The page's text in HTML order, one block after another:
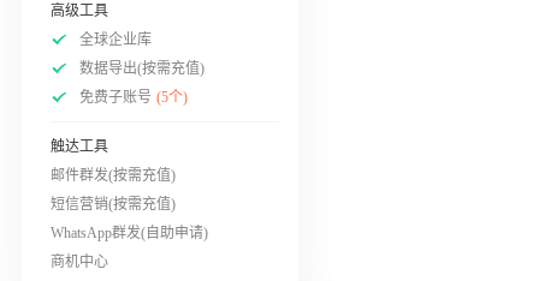
高级工具
全球企业库
数据导出(按需充值)
免费子账号 (5个)
触达工具
邮件群发(按需充值)
短信营销(按需充值)
WhatsApp群发(自助申请)
商机中心